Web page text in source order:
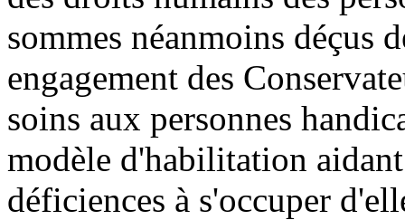
sommes néanmoins déçus
engagement des
soins aux personnes
modèle d'habilitation
déficiences à s'occuper